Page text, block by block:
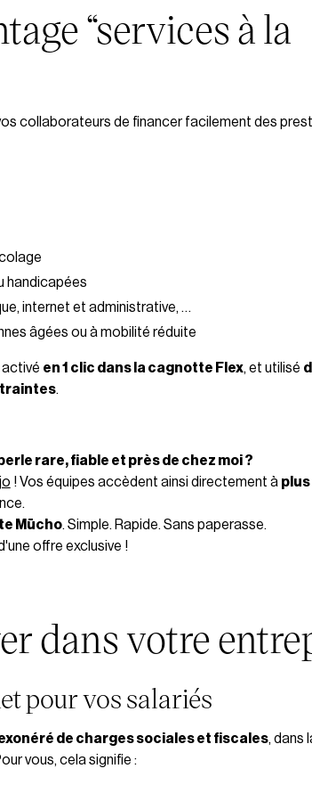
“services à la
collaborateurs de financer facilement des
handicapées
internet et administrative, …
âgées ou à mobilité réduite
en 1 clic dans la cagnotte Flex, et utilisé
.
rare, fiable et près de chez moi ?
! Vos équipes accèdent ainsi directement à
Mūcho. Simple. Rapide. Sans paperasse.
offre exclusive !
dans votre
pour vos salariés
de charges sociales et fiscales, dans
vous, cela signifie :